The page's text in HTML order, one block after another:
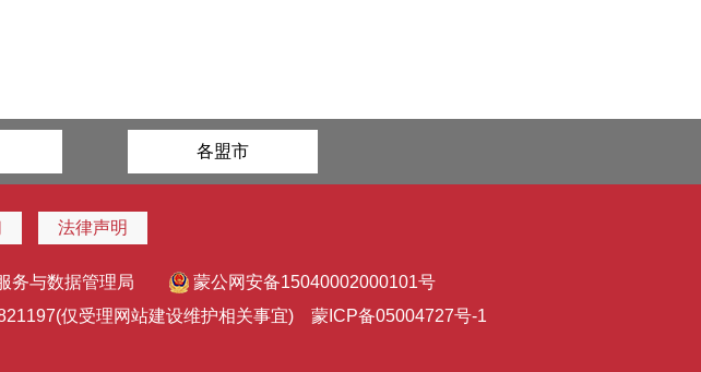
各盟市
法律声明
服务与数据管理局
蒙公网安备15040002000101号
仅受理网站建设维护相关事宜) 蒙ICP备05004727号-1